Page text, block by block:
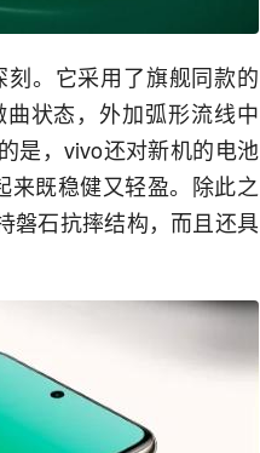
。它采用了旗舰同款的
状态，外加弧形流线中
是，vivo还对新机的电池
来既稳健又轻盈。除此之
磐石抗摔结构，而且还具